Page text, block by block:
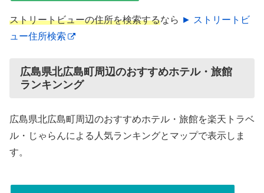
ストリートビューの住所を検索するなら ► ストリートビ
ュー住所検索
広島県北広島町周辺のおすすめホテル・旅館
ランキンング
広島県北広島町周辺のおすすめホテル・旅館を楽天トラベ
ル・じゃらんによる人気ランキングとマップで表示しま
す。